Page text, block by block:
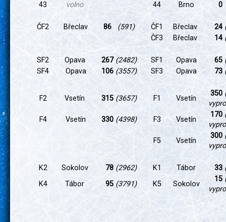
43
volno 44 Brno 0
ČF2 Břeclav 86 (591) ČF1 Břeclav 24
ČF3
Břeclav 14
SF2 Opava 267(2482) SF1 Opava 65
SF4
Opava 106 (3557) SF3 Opava 73
F2 Vsetín 315 (3657) F1 Vsetín
350
F4
Vsetín 330 (4398) F3 Vsetín
170
F5
Vsetín
300
K2 Sokolov 78 (2962) K1 Tábor 33
K4
Tábor 95 (3791) K5 Sokolov
15